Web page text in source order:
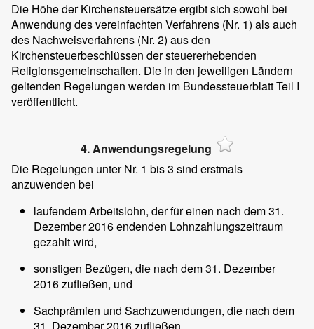
Die Höhe der Kirchensteuersätze ergibt sich sowohl bei
Anwendung des vereinfachten Verfahrens (Nr. 1) als auch
des Nachweisverfahrens (Nr. 2) aus den
Kirchensteuerbeschlüssen der steuererhebenden
Religionsgemeinschaften. Die in den jeweiligen Ländern
geltenden Regelungen werden im Bundessteuerblatt Teil I
veröffentlicht.
4. Anwendungsregelung
Die Regelungen unter Nr. 1 bis 3 sind erstmals
anzuwenden bei
laufendem Arbeitslohn, der für einen nach dem 31.
Dezember 2016 endenden Lohnzahlungszeitraum
gezahlt wird,
sonstigen Bezügen, die nach dem 31. Dezember
2016 zufließen, und
Sachprämien und Sachzuwendungen, die nach dem
31. Dezember 2016 zufließen.